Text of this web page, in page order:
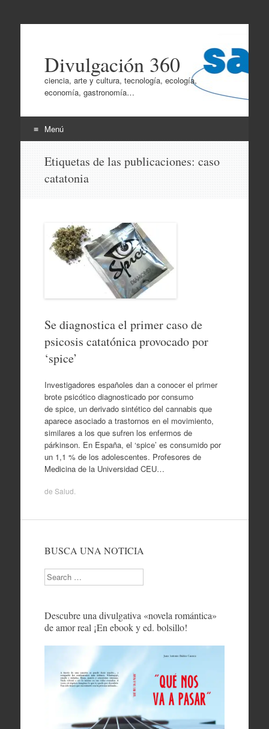
Divulgación 360
ciencia, arte y cultura, tecnología, ecología,
economía, gastronomía…
Menú
contenido
Etiquetas de las publicaciones: caso
catatonia
Se diagnostica el primer caso de
psicosis catatónica provocado por
‘spice’
Investigadores españoles dan a conocer el primer
brote psicótico diagnosticado por consumo
de spice, un derivado sintético del cannabis que
aparece asociado a trastornos en el movimiento,
similares a los que sufren los enfermos de
párkinson. En España, el ‘spice’ es consumido por
un 1,1 % de los adolescentes. Profesores de
Medicina de la Universidad CEU…
de Salud
BUSCA UNA NOTICIA
Search
Descubre una divulgativa «novela romántica»
de amor real ¡En ebook y ed. bolsillo!